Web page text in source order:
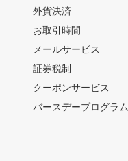
外貨決済
お取引時間
メールサービス
証券税制
クーポンサービス
バースデープログラム